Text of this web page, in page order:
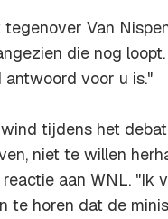
Van
die nog
voor u is."
tijdens het
niet te willen
aan WNL. "Ik
te horen dat de